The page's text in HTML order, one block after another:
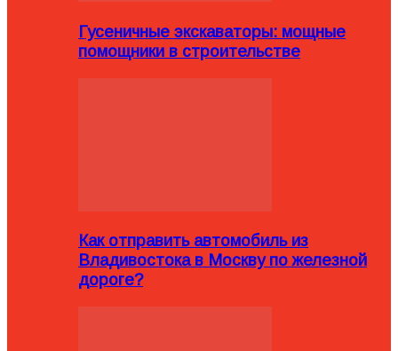
Гусеничные экскаваторы: мощные
помощники в строительстве
Как отправить автомобиль из
Владивостока в Москву по железной
дороге?